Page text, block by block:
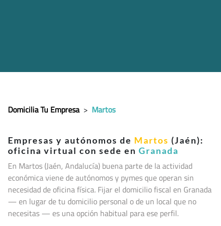
Domicilia Tu Empresa > Martos
Empresas y autónomos de Martos (Jaén):
oficina virtual con sede en Granada
En Martos (Jaén, Andalucía) buena parte de la actividad
económica viene de autónomos y pymes que operan sin
necesidad de oficina física. Fijar el domicilio fiscal en Granada
— en lugar de tu domicilio personal o de un local que no
necesitas — es una opción habitual para ese perfil.